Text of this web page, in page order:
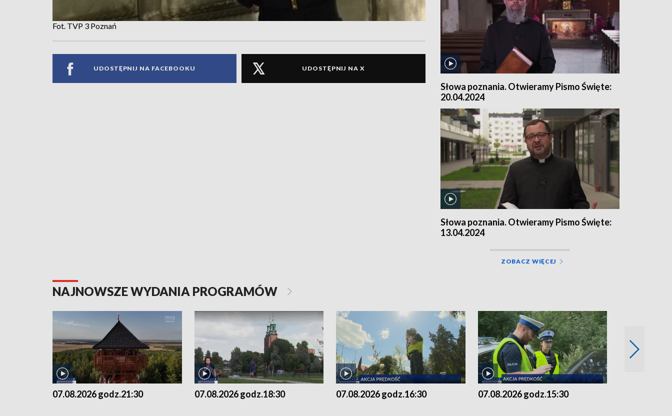
Fot. TVP 3 Poznań
UDOSTĘPNIJ NA FACEBOOKU UDOSTĘPNIJ NA X
Słowa poznania. Otwieramy Pismo Święte:
20.04.2024
Słowa poznania. Otwieramy Pismo Święte:
13.04.2024
ZOBACZ WIĘCEJ
NAJNOWSZE WYDANIA PROGRAMÓW
07.08.2026 godz.21:30 07.08.2026 godz.18:30 07.08.2026 godz.16:30 07.08.2026 godz.15:30